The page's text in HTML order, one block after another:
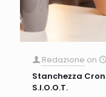
Redazione on
Stanchezza
S.I.O.O.T.